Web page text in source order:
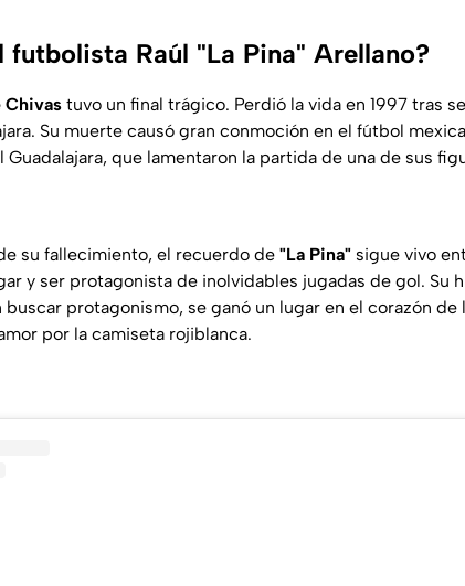
futbolista Raúl "La Pina" Arellano?
Chivas tuvo un final trágico. Perdió la vida en 1997 tras
Su muerte causó gran conmoción en el fútbol
que lamentaron la partida de una de sus
su fallecimiento, el recuerdo de "La Pina" sigue vivo
y ser protagonista de inolvidables jugadas de gol. Su
protagonismo, se ganó un lugar en el corazón de
por la camiseta rojiblanca.